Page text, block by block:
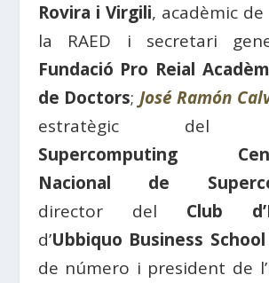
Rovira i Virgili, acadèmic
la RAED i secretari
Fundació Pro Reial
de Doctors; José Ramón
estratègic del
Supercomputing
Nacional de
director del Club
d’Ubbiquo Business School
de número i president de l’